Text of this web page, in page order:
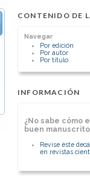
CONTENIDO DE
Navegar
Por edición
Por autor
Por título
INFORMACIÓN
¿No sabe cómo
buen
Revise éste
en revistas